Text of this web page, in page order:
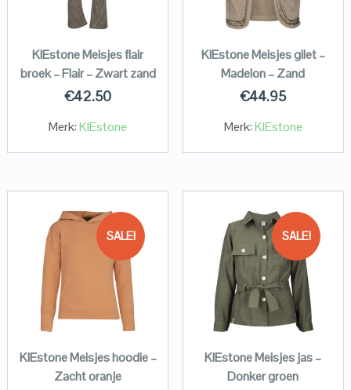
KIEstone Meisjes flair
broek – Flair – Zwart zand
€42.50
Merk:KIEstone
KIEstone Meisjes gilet –
Madelon – Zand
€44.95
Merk:KIEstone
SALE!
KIEstone Meisjes hoodie –
Zacht oranje
SALE!
KIEstone Meisjes jas –
Donker groen